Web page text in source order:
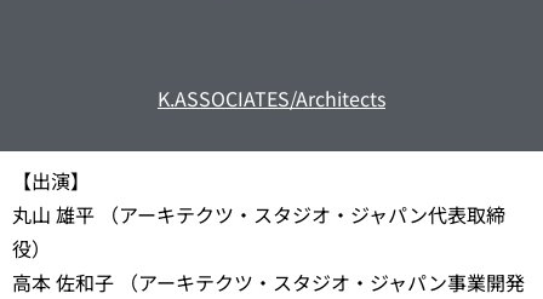
K.ASSOCIATES/Architects
【出演】
丸山 雄平 （アーキテクツ・スタジオ・ジャパン代表取締
役）
高本 佐和子 （アーキテクツ・スタジオ・ジャパン事業開発